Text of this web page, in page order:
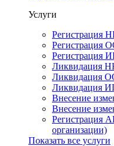
Услуги
Регистрация
Регистрация
Регистрация
Ликвидация
Ликвидация
Ликвидация
Внесение
Внесение
Регистрация
организации)
Показать все услуги